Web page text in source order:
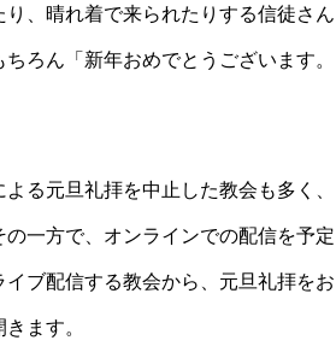
、晴れ着で来られたりする信徒さん
ろん「新年おめでとうございます。
る元旦礼拝を中止した教会も多く、
一方で、オンラインでの配信を予定
ブ配信する教会から、元旦礼拝をお
ます。